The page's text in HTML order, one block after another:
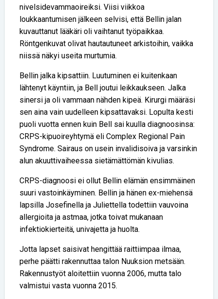
nivelsidevammaoireiksi. Viisi viikkoa
loukkaantumisen jälkeen selvisi, että Bellin jalan
kuvauttanut lääkäri oli vaihtanut työpaikkaa.
Röntgenkuvat olivat hautautuneet arkistoihin, vaikka
niissä näkyi useita murtumia.
Bellin jalka kipsattiin. Luutuminen ei kuitenkaan
lähtenyt käyntiin, ja Bell joutui leikkaukseen. Jalka
sinersi ja oli vammaan nähden kipeä. Kirurgi määräsi
sen aina vain uudelleen kipsattavaksi. Lopulta kesti
puoli vuotta ennen kuin Bell sai kuulla diagnoosinsa:
CRPS-kipuoireyhtymä eli Complex Regional Pain
Syndrome. Sairaus on usein invalidisoiva ja varsinkin
alun akuuttivaiheessa sietämättömän kivulias.
CRPS-diagnoosi ei ollut Bellin elämän ensimmäinen
suuri vastoinkäyminen. Bellin ja hänen ex-miehensä
lapsilla Josefinella ja Juliettella todettiin vauvoina
allergioita ja astmaa, jotka toivat mukanaan
infektiokierteitä, univajetta ja huolta.
Jotta lapset saisivat hengittää raittiimpaa ilmaa,
perhe päätti rakennuttaa talon Nuuksion metsään.
Rakennustyöt aloitettiin vuonna 2006, mutta talo
valmistui vasta vuonna 2015.